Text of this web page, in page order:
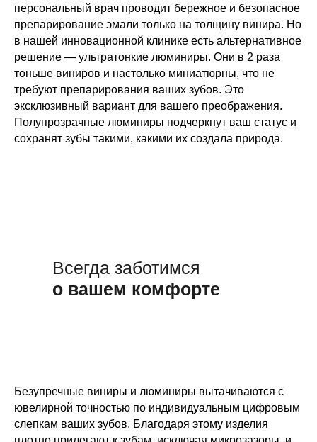
персональный врач проводит бережное и безопасное
препарирование эмали только на толщину винира. Но
в нашей инновационной клинике есть альтернативное
решение — ультратонкие люминиры. Они в 2 раза
тоньше виниров и настолько миниатюрны, что не
требуют препарирования ваших зубов. Это
эксклюзивный вариант для вашего преображения.
Полупрозрачные люминиры подчеркнут ваш статус и
сохранят зубы такими, какими их создала природа.
Всегда заботимся
о вашем комфорте
Безупречные виниры и люминиры вытачиваются с
ювелирной точностью по индивидуальным цифровым
слепкам ваших зубов. Благодаря этому изделия